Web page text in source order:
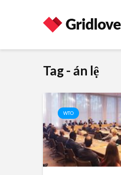
Tag - án lệ
WTO